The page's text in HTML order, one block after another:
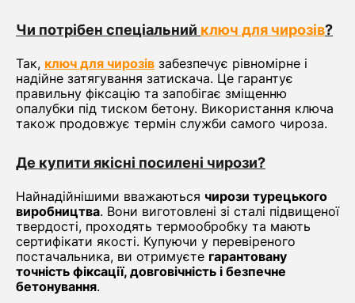
Чи потрібен спеціальний ключ для чирозів?
Так, ключ для чирозів забезпечує рівномірне і
надійне затягування затискача. Це гарантує
правильну фіксацію та запобігає зміщенню
опалубки під тиском бетону. Використання ключа
також продовжує термін служби самого чироза.
Де купити якісні посилені чирози?
Найнадійнішими вважаються чирози турецького
виробництва. Вони виготовлені зі сталі підвищеної
твердості, проходять термообробку та мають
сертифікати якості. Купуючи у перевіреного
постачальника, ви отримуєте гарантовану
точність фіксації, довговічність і безпечне
бетонування.